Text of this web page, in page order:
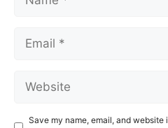
Email
Website
Save my name, email, and